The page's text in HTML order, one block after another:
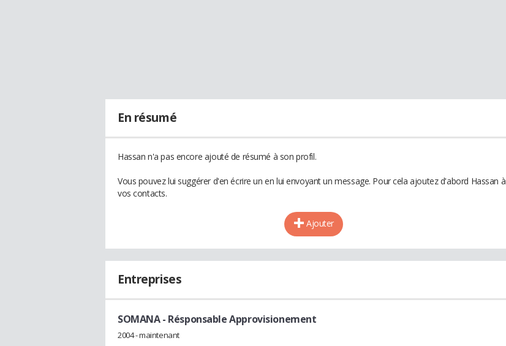
En résumé
Hassan n'a pas encore ajouté de résumé à son profil.
Vous pouvez lui suggérer d'en écrire un en lui envoyant un message. Pour cela ajoutez d'abord Hassan à
vos contacts.
Ajouter
Entreprises
SOMANA- Résponsable Approvisionement
2004 - maintenant